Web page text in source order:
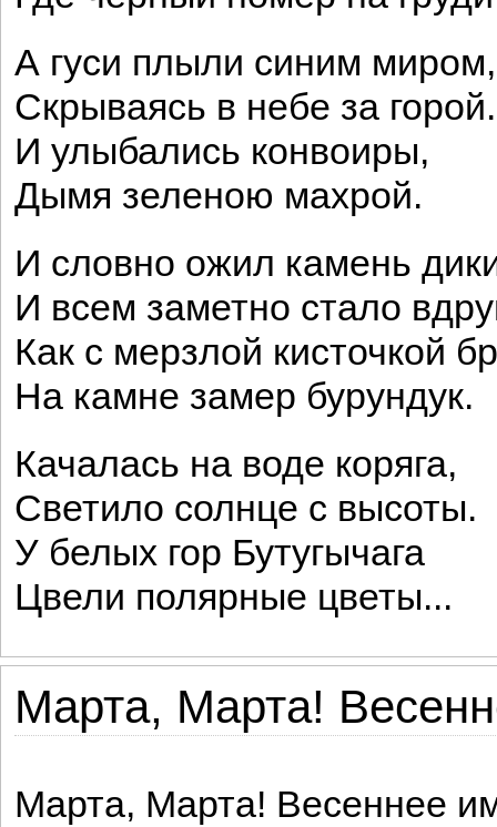
А гуси плыли синим миром,
Скрываясь в небе за горой.
И улыбались конвоиры,
Дымя зеленою махрой.
И словно ожил камень
И всем заметно стало
Как с мерзлой кисточкой
На камне замер бурундук.
Качалась на воде коряга,
Светило солнце с высоты.
У белых гор Бутугычага
Цвели полярные цветы...
Марта, Марта!
Марта, Марта! Весеннее